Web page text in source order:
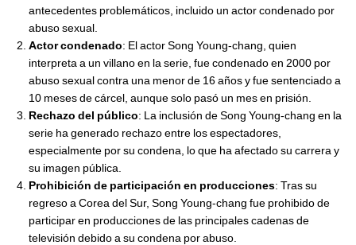
antecedentes problemáticos, incluido un actor condenado por
abuso sexual.
Actor condenado: El actor Song Young-chang, quien
interpreta a un villano en la serie, fue condenado en 2000 por
abuso sexual contra una menor de 16 años y fue sentenciado a
10 meses de cárcel, aunque solo pasó un mes en prisión.
Rechazo del público: La inclusión de Song Young-chang en la
serie ha generado rechazo entre los espectadores,
especialmente por su condena, lo que ha afectado su carrera y
su imagen pública.
Prohibición de participación en producciones: Tras su
regreso a Corea del Sur, Song Young-chang fue prohibido de
participar en producciones de las principales cadenas de
televisión debido a su condena por abuso.